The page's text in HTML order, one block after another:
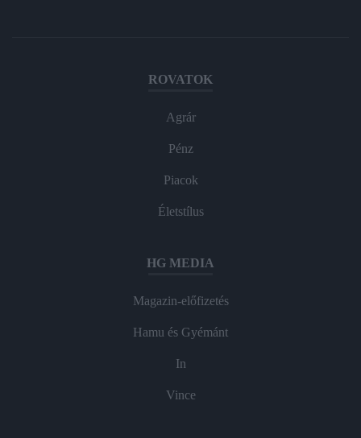
ROVATOK
Agrár
Pénz
Piacok
Életstílus
HG MEDIA
Magazin-előfizetés
Hamu és Gyémánt
In
Vince